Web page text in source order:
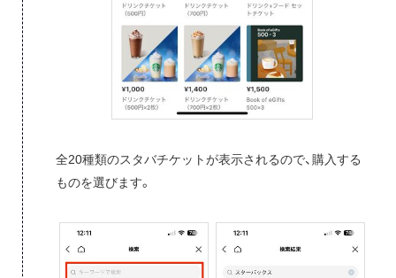
全20種類のスタバチケットが表示されるので、購入する
ものを選びます。